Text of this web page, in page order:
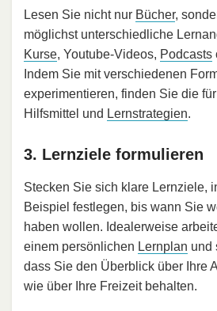
Lesen Sie nicht nur Bücher,
möglichst unterschiedliche
Kurse, Youtube-Videos, Podcasts
Indem Sie mit verschiedenen
experimentieren, finden Sie die
Hilfsmittel und Lernstrategien.
3. Lernziele formulieren
Stecken Sie sich klare Lernziele,
Beispiel festlegen, bis wann Sie
haben wollen. Idealerweise
einem persönlichen Lernplan und
dass Sie den Überblick über Ihre
wie über Ihre Freizeit behalten.